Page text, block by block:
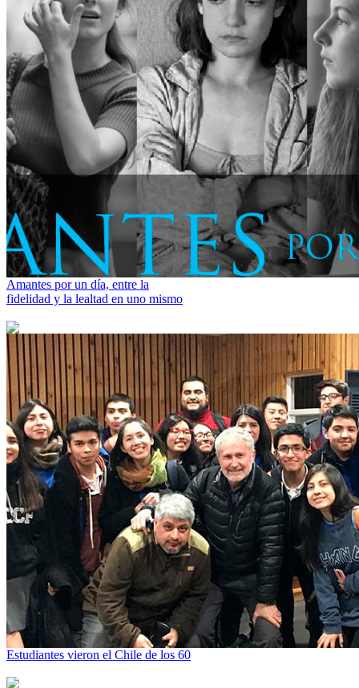
Amantes por un día, entre la
fidelidad y la lealtad en uno mismo
Estudiantes vieron el Chile de los 60